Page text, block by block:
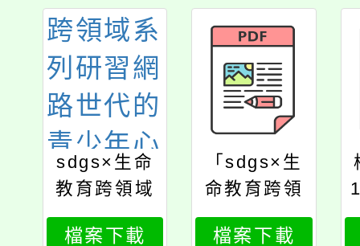
sdgs×生命
教育跨領域
系列研習網
路世代的青
檔案下載
「sdgs×生
命教育跨領
域系列研習
網路世代的
檔案下載